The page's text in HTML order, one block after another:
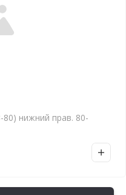
нижний прав. 80-